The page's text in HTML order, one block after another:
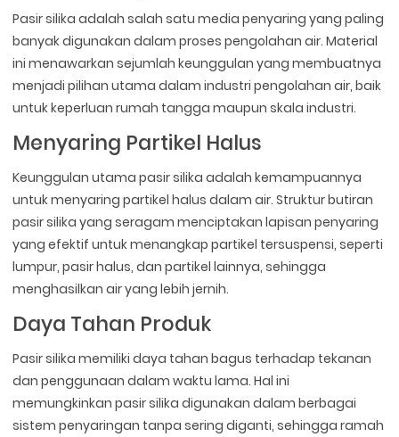
Pasir silika adalah salah satu media penyaring yang paling
banyak digunakan dalam proses pengolahan air. Material
ini menawarkan sejumlah keunggulan yang membuatnya
menjadi pilihan utama dalam industri pengolahan air, baik
untuk keperluan rumah tangga maupun skala industri.
Menyaring Partikel Halus
Keunggulan utama pasir silika adalah kemampuannya
untuk menyaring partikel halus dalam air. Struktur butiran
pasir silika yang seragam menciptakan lapisan penyaring
yang efektif untuk menangkap partikel tersuspensi, seperti
lumpur, pasir halus, dan partikel lainnya, sehingga
menghasilkan air yang lebih jernih.
Daya Tahan Produk
Pasir silika memiliki daya tahan bagus terhadap tekanan
dan penggunaan dalam waktu lama. Hal ini
memungkinkan pasir silika digunakan dalam berbagai
sistem penyaringan tanpa sering diganti, sehingga ramah